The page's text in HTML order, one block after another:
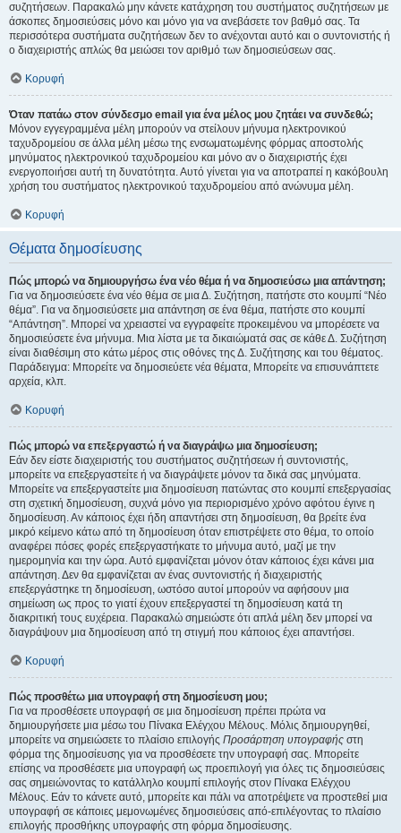
συζητήσεων. Παρακαλώ μην κάνετε κατάχρηση του συστήματος συζητήσεων με
άσκοπες δημοσιεύσεις μόνο και μόνο για να ανεβάσετε τον βαθμό σας. Τα
περισσότερα συστήματα συζητήσεων δεν το ανέχονται αυτό και ο συντονιστής ή
ο διαχειριστής απλώς θα μειώσει τον αριθμό των δημοσιεύσεων σας.
Κορυφή
Όταν πατάω στον σύνδεσμο email για ένα μέλος μου ζητάει να συνδεθώ;
Μόνον εγγεγραμμένα μέλη μπορούν να στείλουν μήνυμα ηλεκτρονικού
ταχυδρομείου σε άλλα μέλη μέσω της ενσωματωμένης φόρμας αποστολής
μηνύματος ηλεκτρονικού ταχυδρομείου και μόνο αν ο διαχειριστής έχει
ενεργοποιήσει αυτή τη δυνατότητα. Αυτό γίνεται για να αποτραπεί η κακόβουλη
χρήση του συστήματος ηλεκτρονικού ταχυδρομείου από ανώνυμα μέλη.
Κορυφή
Θέματα δημοσίευσης
Πώς μπορώ να δημιουργήσω ένα νέο θέμα ή να δημοσιεύσω μια απάντηση;
Για να δημοσιεύσετε ένα νέο θέμα σε μια Δ. Συζήτηση, πατήστε στο κουμπί “Νέο
θέμα”. Για να δημοσιεύσετε μια απάντηση σε ένα θέμα, πατήστε στο κουμπί
“Απάντηση”. Μπορεί να χρειαστεί να εγγραφείτε προκειμένου να μπορέσετε να
δημοσιεύσετε ένα μήνυμα. Μια λίστα με τα δικαιώματά σας σε κάθε Δ. Συζήτηση
είναι διαθέσιμη στο κάτω μέρος στις οθόνες της Δ. Συζήτησης και του θέματος.
Παράδειγμα: Μπορείτε να δημοσιεύετε νέα θέματα, Μπορείτε να επισυνάπτετε
αρχεία, κλπ.
Κορυφή
Πώς μπορώ να επεξεργαστώ ή να διαγράψω μια δημοσίευση;
Εάν δεν είστε διαχειριστής του συστήματος συζητήσεων ή συντονιστής,
μπορείτε να επεξεργαστείτε ή να διαγράψετε μόνον τα δικά σας μηνύματα.
Μπορείτε να επεξεργαστείτε μια δημοσίευση πατώντας στο κουμπί επεξεργασίας
στη σχετική δημοσίευση, συχνά μόνο για περιορισμένο χρόνο αφότου έγινε η
δημοσίευση. Αν κάποιος έχει ήδη απαντήσει στη δημοσίευση, θα βρείτε ένα
μικρό κείμενο κάτω από τη δημοσίευση όταν επιστρέψετε στο θέμα, το οποίο
αναφέρει πόσες φορές επεξεργαστήκατε το μήνυμα αυτό, μαζί με την
ημερομηνία και την ώρα. Αυτό εμφανίζεται μόνον όταν κάποιος έχει κάνει μια
απάντηση. Δεν θα εμφανίζεται αν ένας συντονιστής ή διαχειριστής
επεξεργάστηκε τη δημοσίευση, ωστόσο αυτοί μπορούν να αφήσουν μια
σημείωση ως προς το γιατί έχουν επεξεργαστεί τη δημοσίευση κατά τη
διακριτική τους ευχέρεια. Παρακαλώ σημειώστε ότι απλά μέλη δεν μπορεί να
διαγράψουν μια δημοσίευση από τη στιγμή που κάποιος έχει απαντήσει.
Κορυφή
Πώς προσθέτω μια υπογραφή στη δημοσίευση μου;
Για να προσθέσετε υπογραφή σε μια δημοσίευση πρέπει πρώτα να
δημιουργήσετε μια μέσω του Πίνακα Ελέγχου Μέλους. Μόλις δημιουργηθεί,
μπορείτε να σημειώσετε το πλαίσιο επιλογής Προσάρτηση υπογραφής στη
φόρμα της δημοσίευσης για να προσθέσετε την υπογραφή σας. Μπορείτε
επίσης να προσθέσετε μια υπογραφή ως προεπιλογή για όλες τις δημοσιεύσεις
σας σημειώνοντας το κατάλληλο κουμπί επιλογής στον Πίνακα Ελέγχου
Μέλους. Εάν το κάνετε αυτό, μπορείτε και πάλι να αποτρέψετε να προστεθεί μια
υπογραφή σε κάποιες μεμονωμένες δημοσιεύσεις από-επιλέγοντας το πλαίσιο
επιλογής προσθήκης υπογραφής στη φόρμα δημοσίευσης.